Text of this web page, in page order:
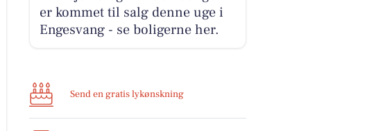
er kommet til salg denne uge i
Engesvang - se boligerne her.
Send en gratis lykønskning